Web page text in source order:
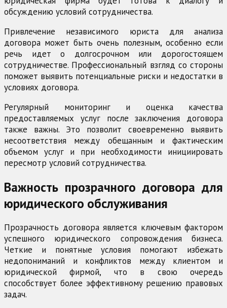
обсуждению условий сотрудничества.
Привлечение независимого юриста для анализа
договора может быть очень полезным, особенно если
речь идет о долгосрочном или дорогостоящем
сотрудничестве. Профессиональный взгляд со стороны
поможет выявить потенциальные риски и недостатки в
условиях договора.
Регулярный мониторинг и оценка качества
предоставляемых услуг после заключения договора
также важны. Это позволит своевременно выявить
несоответствия между обещанным и фактическим
объемом услуг и при необходимости инициировать
пересмотр условий сотрудничества.
Важность прозрачного договора для
юридического обслуживания
Прозрачность договора является ключевым фактором
успешного юридического сопровождения бизнеса.
Четкие и понятные условия помогают избежать
недопониманий и конфликтов между клиентом и
юридической фирмой, что в свою очередь
способствует более эффективному решению правовых
задач.